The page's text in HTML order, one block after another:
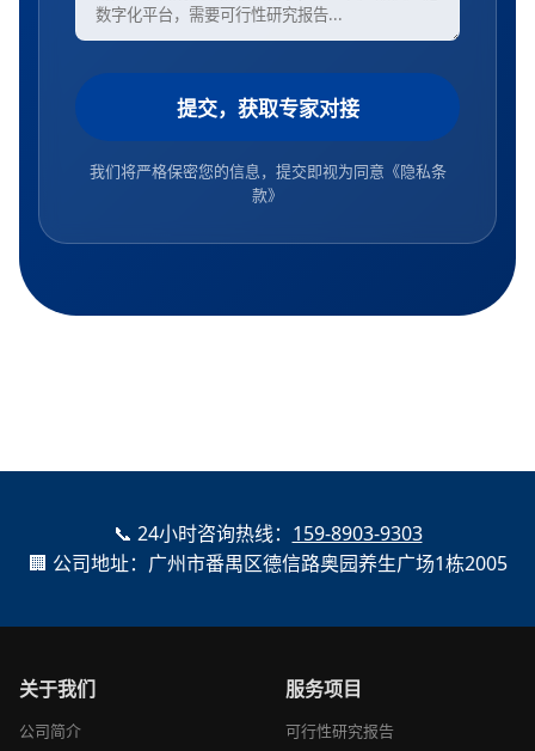
提交，获取专家对接
我们将严格保密您的信息，提交即视为同意 《隐私条
款》
📞 24小时咨询热线： 159-8903-9303
🏢 公司地址：广州市番禺区德信路奥园养生广场1栋2005
关于我们
公司简介
服务项目
可行性研究报告